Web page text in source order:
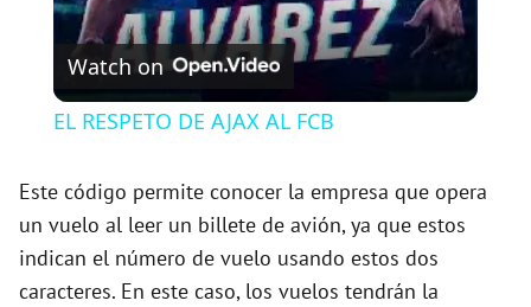
V
i
d
e
Watch on
EL RESPETO DE AJAX AL FCB
Este código permite conocer la empresa que opera
un vuelo al leer un billete de avión, ya que estos
indican el número de vuelo usando estos dos
caracteres. En este caso, los vuelos tendrán la